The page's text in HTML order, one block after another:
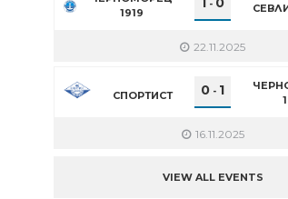
1919
-
22.11.2025
СПОРТИСТ 0 - 1
16.11.2025
VIEW ALL EVENTS